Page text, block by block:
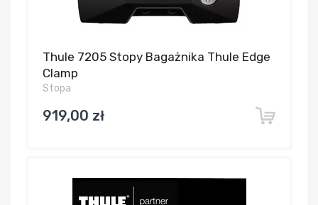
Thule 7205 Stopy Bagażnika Thule Edge
Clamp
Stopa
919,00 zł